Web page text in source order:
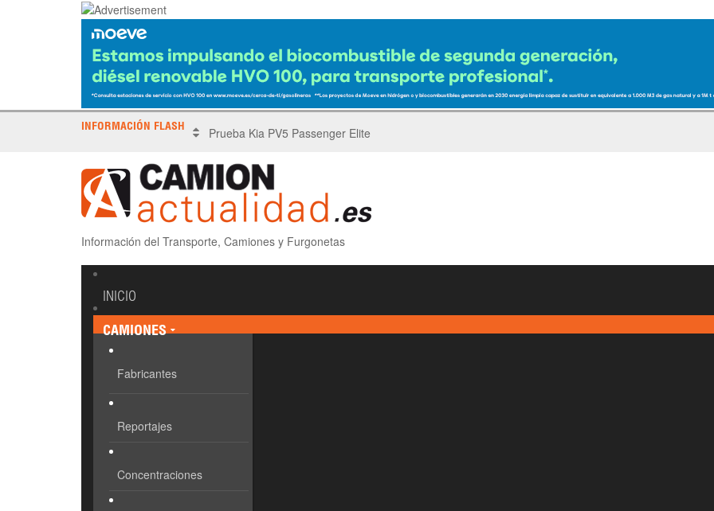
INFORMACIÓN FLASH X Tronada Almería | Encuentro del Pegaso Troner
Información del Transporte, Camiones y Furgonetas
INICIO
CAMIONES
Fabricantes
Reportajes
Concentraciones